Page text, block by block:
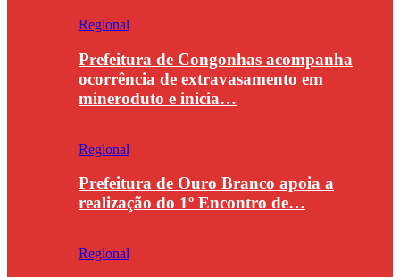
Regional
Prefeitura de Congonhas acompanha
ocorrência de extravasamento em
mineroduto e inicia…
Regional
Prefeitura de Ouro Branco apoia a
realização do 1º Encontro de…
Regional